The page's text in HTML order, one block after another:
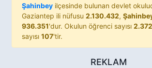
Şahinbey ilçesinde bulunan devlet
Gaziantep ili nüfusu 2.130.432,
936.351'dur. Okulun öğrenci sayısı 2.372
sayısı 107'tir.
REKLAM